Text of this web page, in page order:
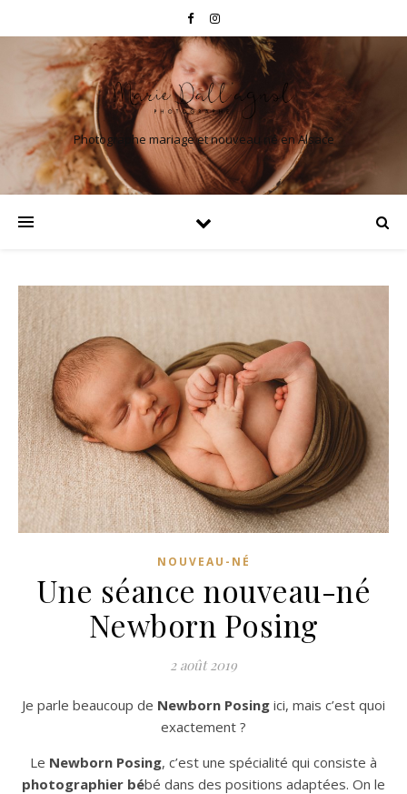
Photographe mariage et nouveau né en Alsace
NOUVEAU-NÉ
Une séance nouveau-né
Newborn Posing
2 août 2019
Je parle beaucoup de Newborn Posing ici, mais c’est quoi
exactement ?
Le Newborn Posing, c’est une spécialité qui consiste à
photographier bébé dans des positions adaptées. On le